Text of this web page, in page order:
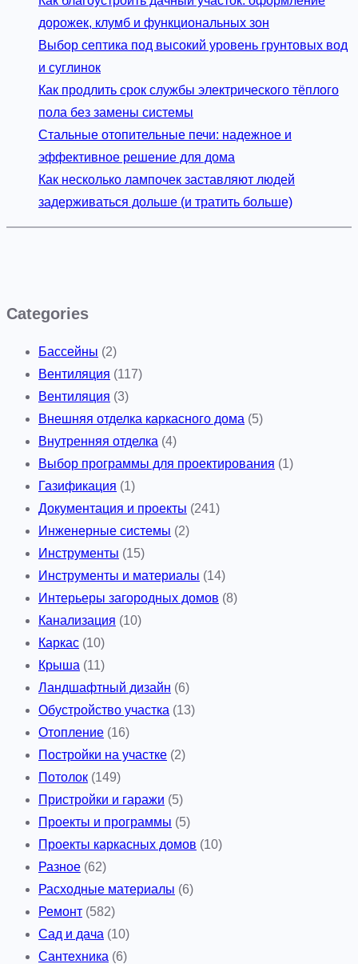
дорожек, клумб и функциональных зон
Выбор септика под высокий уровень грунтовых вод
и суглинок
Как продлить срок службы электрического тёплого
пола без замены системы
Стальные отопительные печи: надежное и
эффективное решение для дома
Как несколько лампочек заставляют людей
задерживаться дольше (и тратить больше)
Categories
Бассейны (2)
Вентиляция (117)
Вентиляция (3)
Внешняя отделка каркасного дома (5)
Внутренняя отделка (4)
Выбор программы для проектирования (1)
Газификация (1)
Документация и проекты (241)
Инженерные системы (2)
Инструменты (15)
Инструменты и материалы (14)
Интерьеры загородных домов (8)
Канализация (10)
Каркас (10)
Крыша (11)
Ландшафтный дизайн (6)
Обустройство участка (13)
Отопление (16)
Постройки на участке (2)
Потолок (149)
Пристройки и гаражи (5)
Проекты и программы (5)
Проекты каркасных домов (10)
Разное (62)
Расходные материалы (6)
Ремонт (582)
Сад и дача (10)
Сантехника (6)